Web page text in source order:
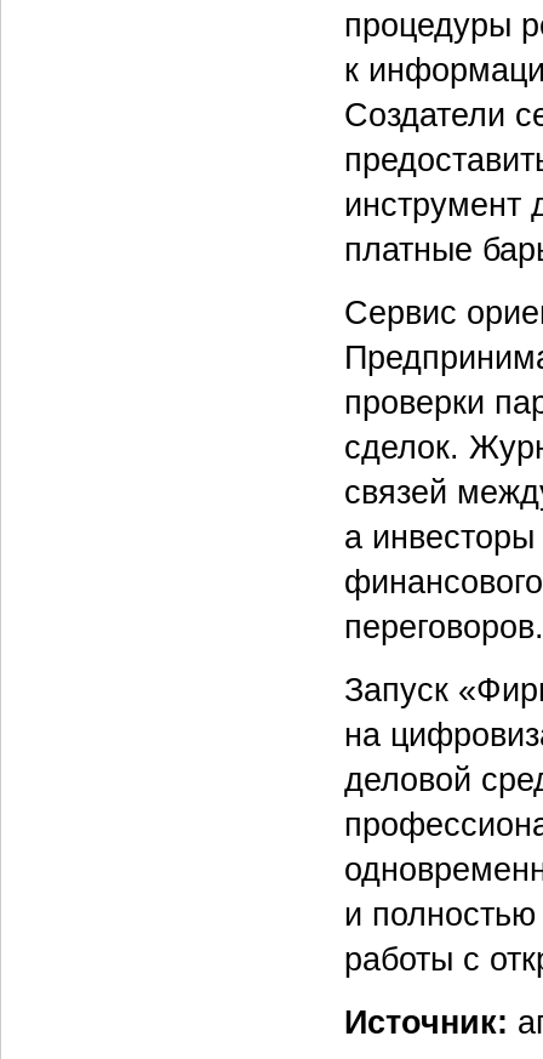
процедуры
к
Создатели
инструмент
платные
Сервис
проверки
сделок.
связей
а
переговоров.
Запуск
на
деловой
и
работы с
Источник: